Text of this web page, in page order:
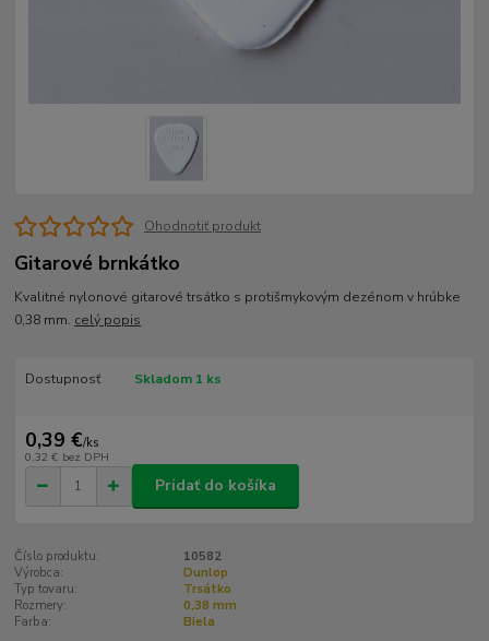
Ohodnotiť produkt
Gitarové brnkátko
Kvalitné nylonové gitarové trsátko s protišmykovým dezénom v hrúbke
0,38 mm. celý popis
Dostupnosť Skladom 1 ks
0,39 €/ks
0,32 € bez DPH
Pridať do košíka
Číslo produktu:
10582
Výrobca:
Dunlop
Typ tovaru:
Trsátko
Rozmery:
0,38 mm
Farba:
Biela